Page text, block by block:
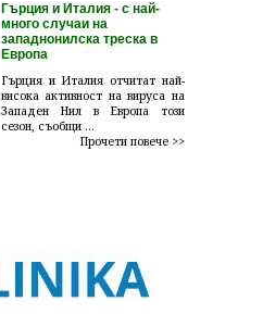
Гърция и Италия - с най-
много случаи на
западнонилска треска в
Европа
Гърция и Италия отчитат най-
висока активност на вируса на
Западен Нил в Европа този
сезон, съобщи ...
Прочети повече >>